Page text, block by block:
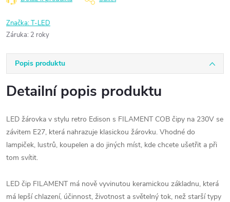
Značka:T-LED
Záruka: 2 roky
Popis produktu
Detailní popis produktu
LED žárovka v stylu retro Edison s FILAMENT COB čipy na 230V se
závitem E27, která nahrazuje klasickou žárovku. Vhodné do
lampiček, lustrů, koupelen a do jiných míst, kde chcete ušetřit a při
tom svítit.
LED čip FILAMENT má nově vyvinutou keramickou základnu, která
má lepší chlazení, účinnost, životnost a světelný tok, než starší typy